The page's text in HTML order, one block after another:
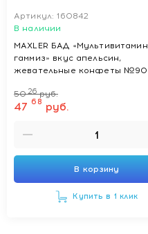
Артикул: 160842
В наличии
MAXLER БАД «Мультивитамин
гаммиз» вкус апельсин,
жевательные конфеты №90
5026 руб.
47 68 руб.
В корзину
Купить в 1 клик